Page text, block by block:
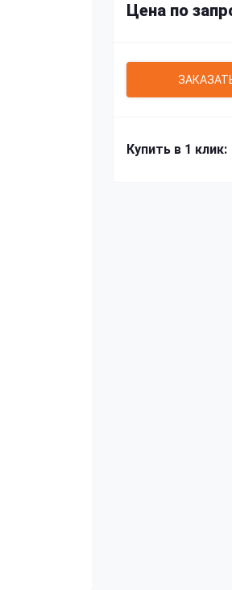
Цена по
Купить в 1 клик: